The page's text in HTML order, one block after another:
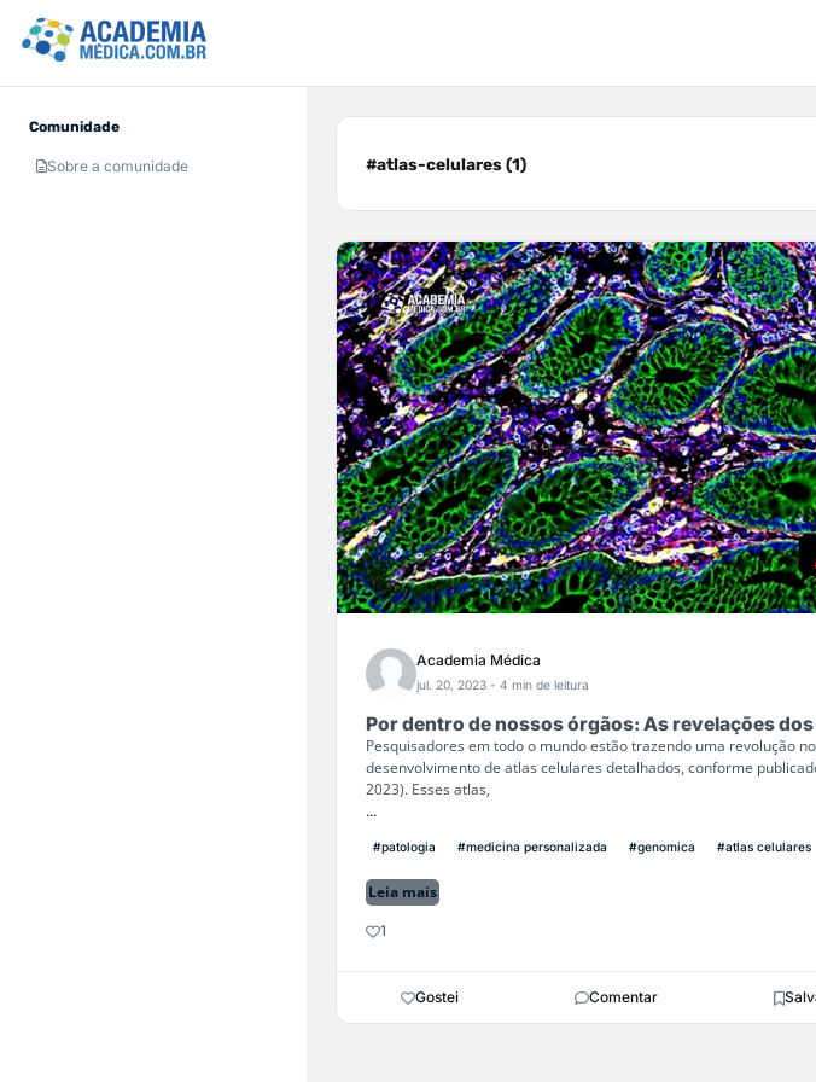
Comunidade
Sobre a comunidade #atlas-celulares (1)
Academia Médica
jul. 20, 2023 - 4 min de leitura
Por dentro de nossos órgãos: As revelações
Pesquisadores em todo o mundo estão trazendo uma revolução
desenvolvimento de atlas celulares detalhados, conforme
2023). Esses atlas,
...
#patologia #medicina personalizada #genomica #atlas celulares
Leia mais
1
Gostei Comentar